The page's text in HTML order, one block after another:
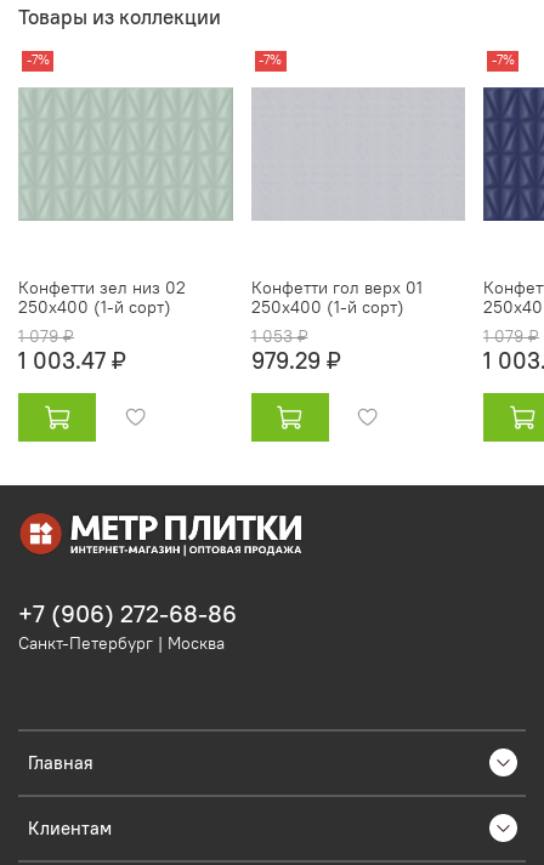
Товары из коллекции
-7%
Конфетти зел низ 02
250х400 (1-й сорт)
1 079 ₽
1 003.47 ₽
-7%
Конфетти гол верх 01
250х400 (1-й сорт)
1 053 ₽
979.29 ₽
-7%
1 079 ₽
1
Главная
Клиентам
+7 (906) 272-68-86
Санкт-Петербург | Москва